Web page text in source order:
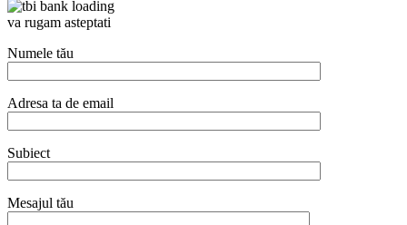
va rugam asteptati
Numele tău
Adresa ta de email
Subiect
Mesajul tău